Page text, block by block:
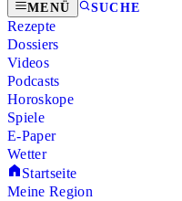
MENÜ SUCHE
Rezepte
Dossiers
Videos
Podcasts
Horoskope
Spiele
E-Paper
Wetter
Startseite
Meine Region